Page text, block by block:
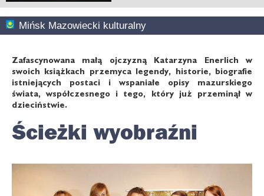
Mińsk Mazowiecki kulturalny
Zafascynowana małą ojczyzną Katarzyna Enerlich w
swoich książkach przemyca legendy, historie, biografie
istniejących postaci i wspaniałe opisy mazurskiego
świata, współczesnego i tego, który już przeminął w
dzieciństwie.
Ścieżki wyobraźni